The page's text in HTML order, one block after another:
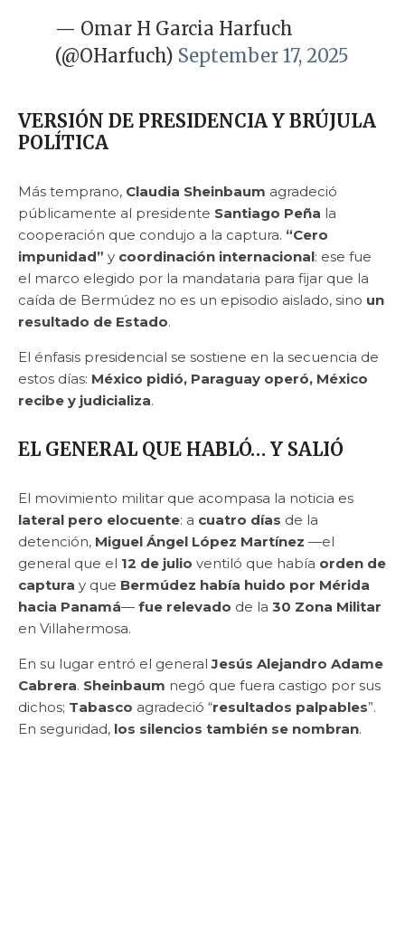
— Omar H Garcia Harfuch
(@OHarfuch) September 17, 2025
VERSIÓN DE PRESIDENCIA Y BRÚJULA
POLÍTICA
Más temprano, Claudia Sheinbaum agradeció
públicamente al presidente Santiago Peña la
cooperación que condujo a la captura. “Cero
impunidad” y coordinación internacional: ese fue
el marco elegido por la mandataria para fijar que la
caída de Bermúdez no es un episodio aislado, sino un
resultado de Estado.
El énfasis presidencial se sostiene en la secuencia de
estos días: México pidió, Paraguay operó, México
recibe y judicializa.
EL GENERAL QUE HABLÓ… Y SALIÓ
El movimiento militar que acompasa la noticia es
lateral pero elocuente: a cuatro días de la
detención, Miguel Ángel López Martínez —el
general que el 12 de julio ventiló que había orden de
captura y que Bermúdez había huido por Mérida
hacia Panamá— fue relevado de la 30 Zona Militar
en Villahermosa.
En su lugar entró el generalJesús Alejandro Adame
Cabrera. Sheinbaum negó que fuera castigo por sus
dichos; Tabasco agradeció “resultados palpables”.
En seguridad, los silencios también se nombran.